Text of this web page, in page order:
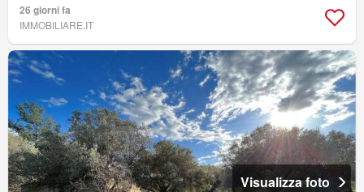
26 giorni fa
IMMOBILIARE.IT
Visualizza foto